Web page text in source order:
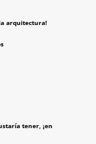
arquitectura!
tener, ¡en